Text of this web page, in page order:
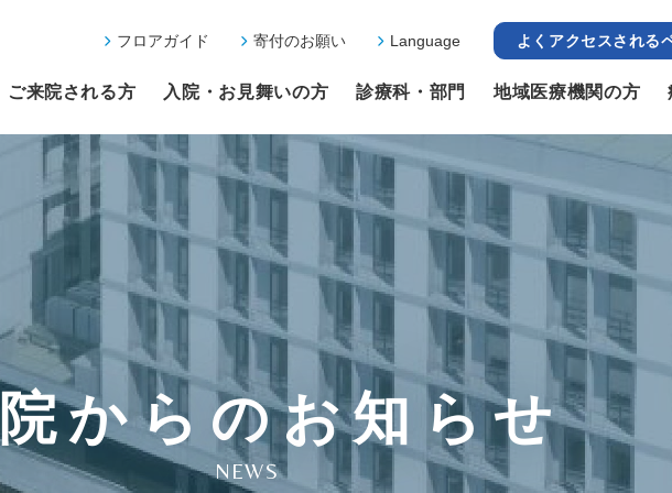
フロアガイド 寄付のお願い Language よくアクセスされる
ご来院される方 入院・お見舞いの方 診療科・部門 地域医療機関の方
からのお知らせ
NEWS